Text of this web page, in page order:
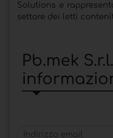
Solutions e
settore dei letti
Pb.mek
Indirizzo email